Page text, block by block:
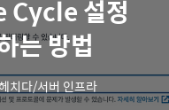
설정
는 방법
치다/서버 인프라